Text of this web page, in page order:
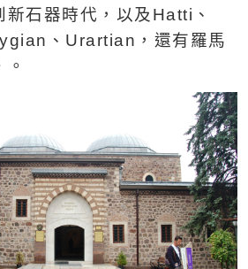
新石器時代，以及 Hatti 、
、 Urartian ，還有羅馬